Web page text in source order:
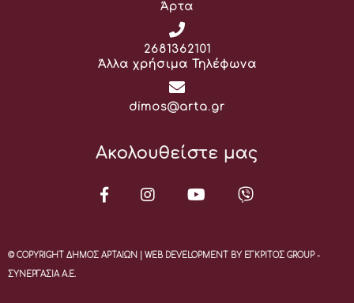
Άρτα
Τηλέφωνο:
2681362101
Άλλα χρήσιμα Τηλέφωνα
Email:
dimos@arta.gr
Ακολουθείστε μας
© COPYRIGHT ΔΗΜΟΣ ΑΡΤΑΙΩΝ | WEB DEVELOPMENT BY ΕΓΚΡΙΤΟΣ GROUP -
ΣΥΝΕΡΓΑΣΙΑ Α.Ε.